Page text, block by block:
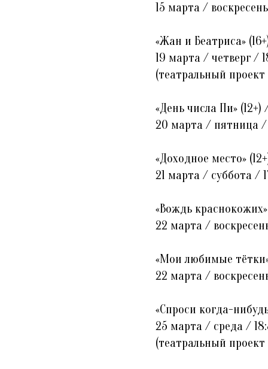
15 марта /
«Жан и Беатриса»
19 марта / четверг /
(театральный
«День числа Пи»
20 марта / пятница /
«Доходное место»
21 марта / суббота /
«Вождь
22 марта /
«Мои любимые
22 марта /
«Спроси когда-
25 марта / среда /
(театральный